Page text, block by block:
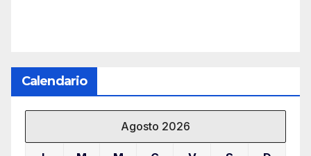
Calendario
Agosto 2026